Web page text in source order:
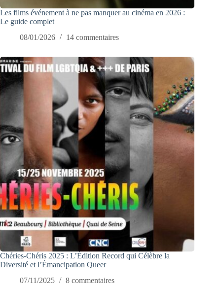
Les films événement à ne pas manquer au cinéma en 2026 :
Le guide complet
08/01/2026
14 commentaires
Chéries-Chéris 2025 : L’Édition Record qui Célèbre la
Diversité et l’Émancipation Queer
07/11/2025
8 commentaires